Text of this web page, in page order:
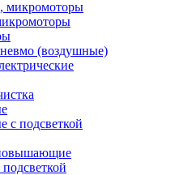
(воздушные)
с подсветкой